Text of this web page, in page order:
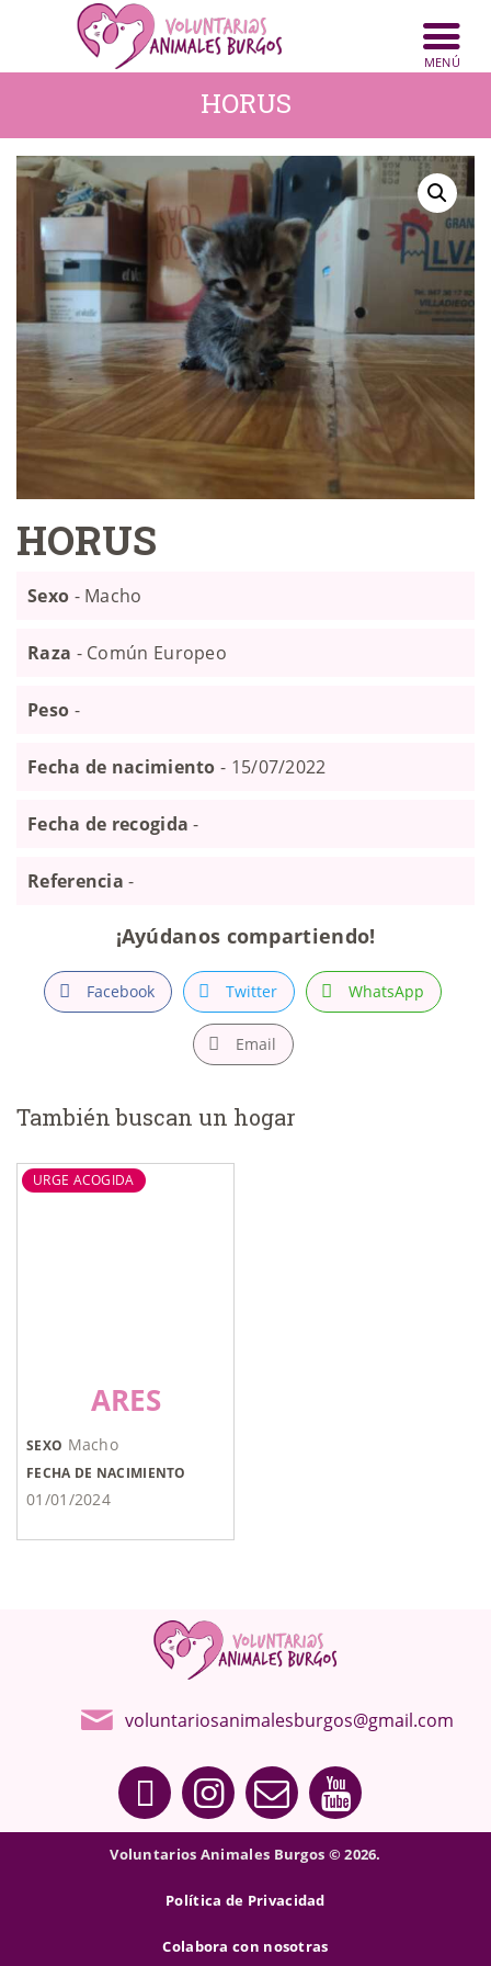
HORUS
INICIO
ANIMALES
ACTIVIDADES
CONTACTO
COLABORA
HORUS
Sexo - Macho
Raza - Común Europeo
Peso -
Fecha de nacimiento - 15/07/2022
Fecha de recogida -
Referencia -
¡Ayúdanos compartiendo!
Facebook Twitter WhatsApp
Email
También buscan un hogar
URGE ACOGIDA
ARES
SEXO Macho
FECHA DE NACIMIENTO
01/01/2024
voluntariosanimalesburgos@gmail.com
Voluntarios Animales Burgos © 2026.
Política de Privacidad
Colabora con nosotras